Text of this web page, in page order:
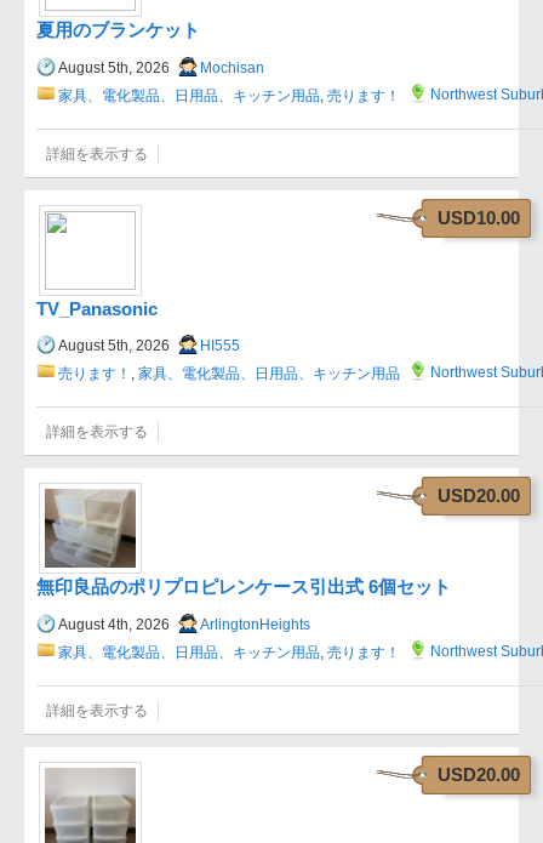
夏用のブランケット
August 5th, 2026
Mochisan
家具、電化製品、日用品、キッチン用品,売ります！ Northwest
詳細を表示する
USD10.00
TV_Panasonic
August 5th, 2026
HI555
売ります！ ,家具、電化製品、日用品、キッチン用品 Northwest
詳細を表示する
USD20.00
無印良品のポリプロピレンケース引出式 6個セット
August 4th, 2026
ArlingtonHeights
家具、電化製品、日用品、キッチン用品,売ります！ Northwest
詳細を表示する
USD20.00